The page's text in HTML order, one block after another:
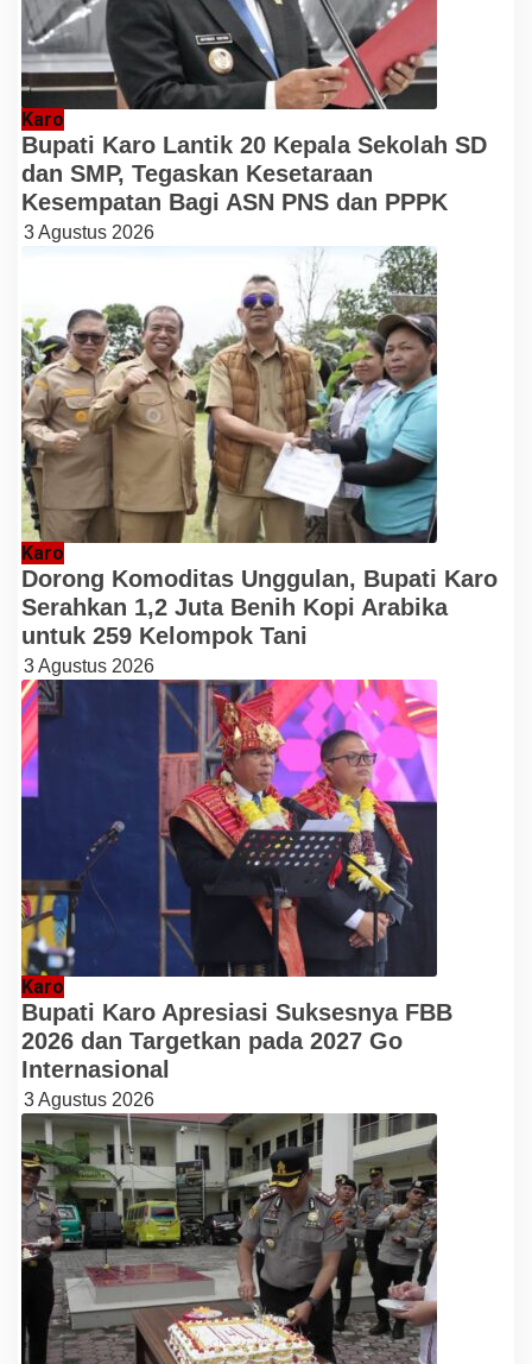
Karo
Bupati Karo Lantik 20 Kepala Sekolah SD
dan SMP, Tegaskan Kesetaraan
Kesempatan Bagi ASN PNS dan PPPK
3 Agustus 2026
Karo
Dorong Komoditas Unggulan, Bupati Karo
Serahkan 1,2 Juta Benih Kopi Arabika
untuk 259 Kelompok Tani
3 Agustus 2026
Karo
Bupati Karo Apresiasi Suksesnya FBB
2026 dan Targetkan pada 2027 Go
Internasional
3 Agustus 2026